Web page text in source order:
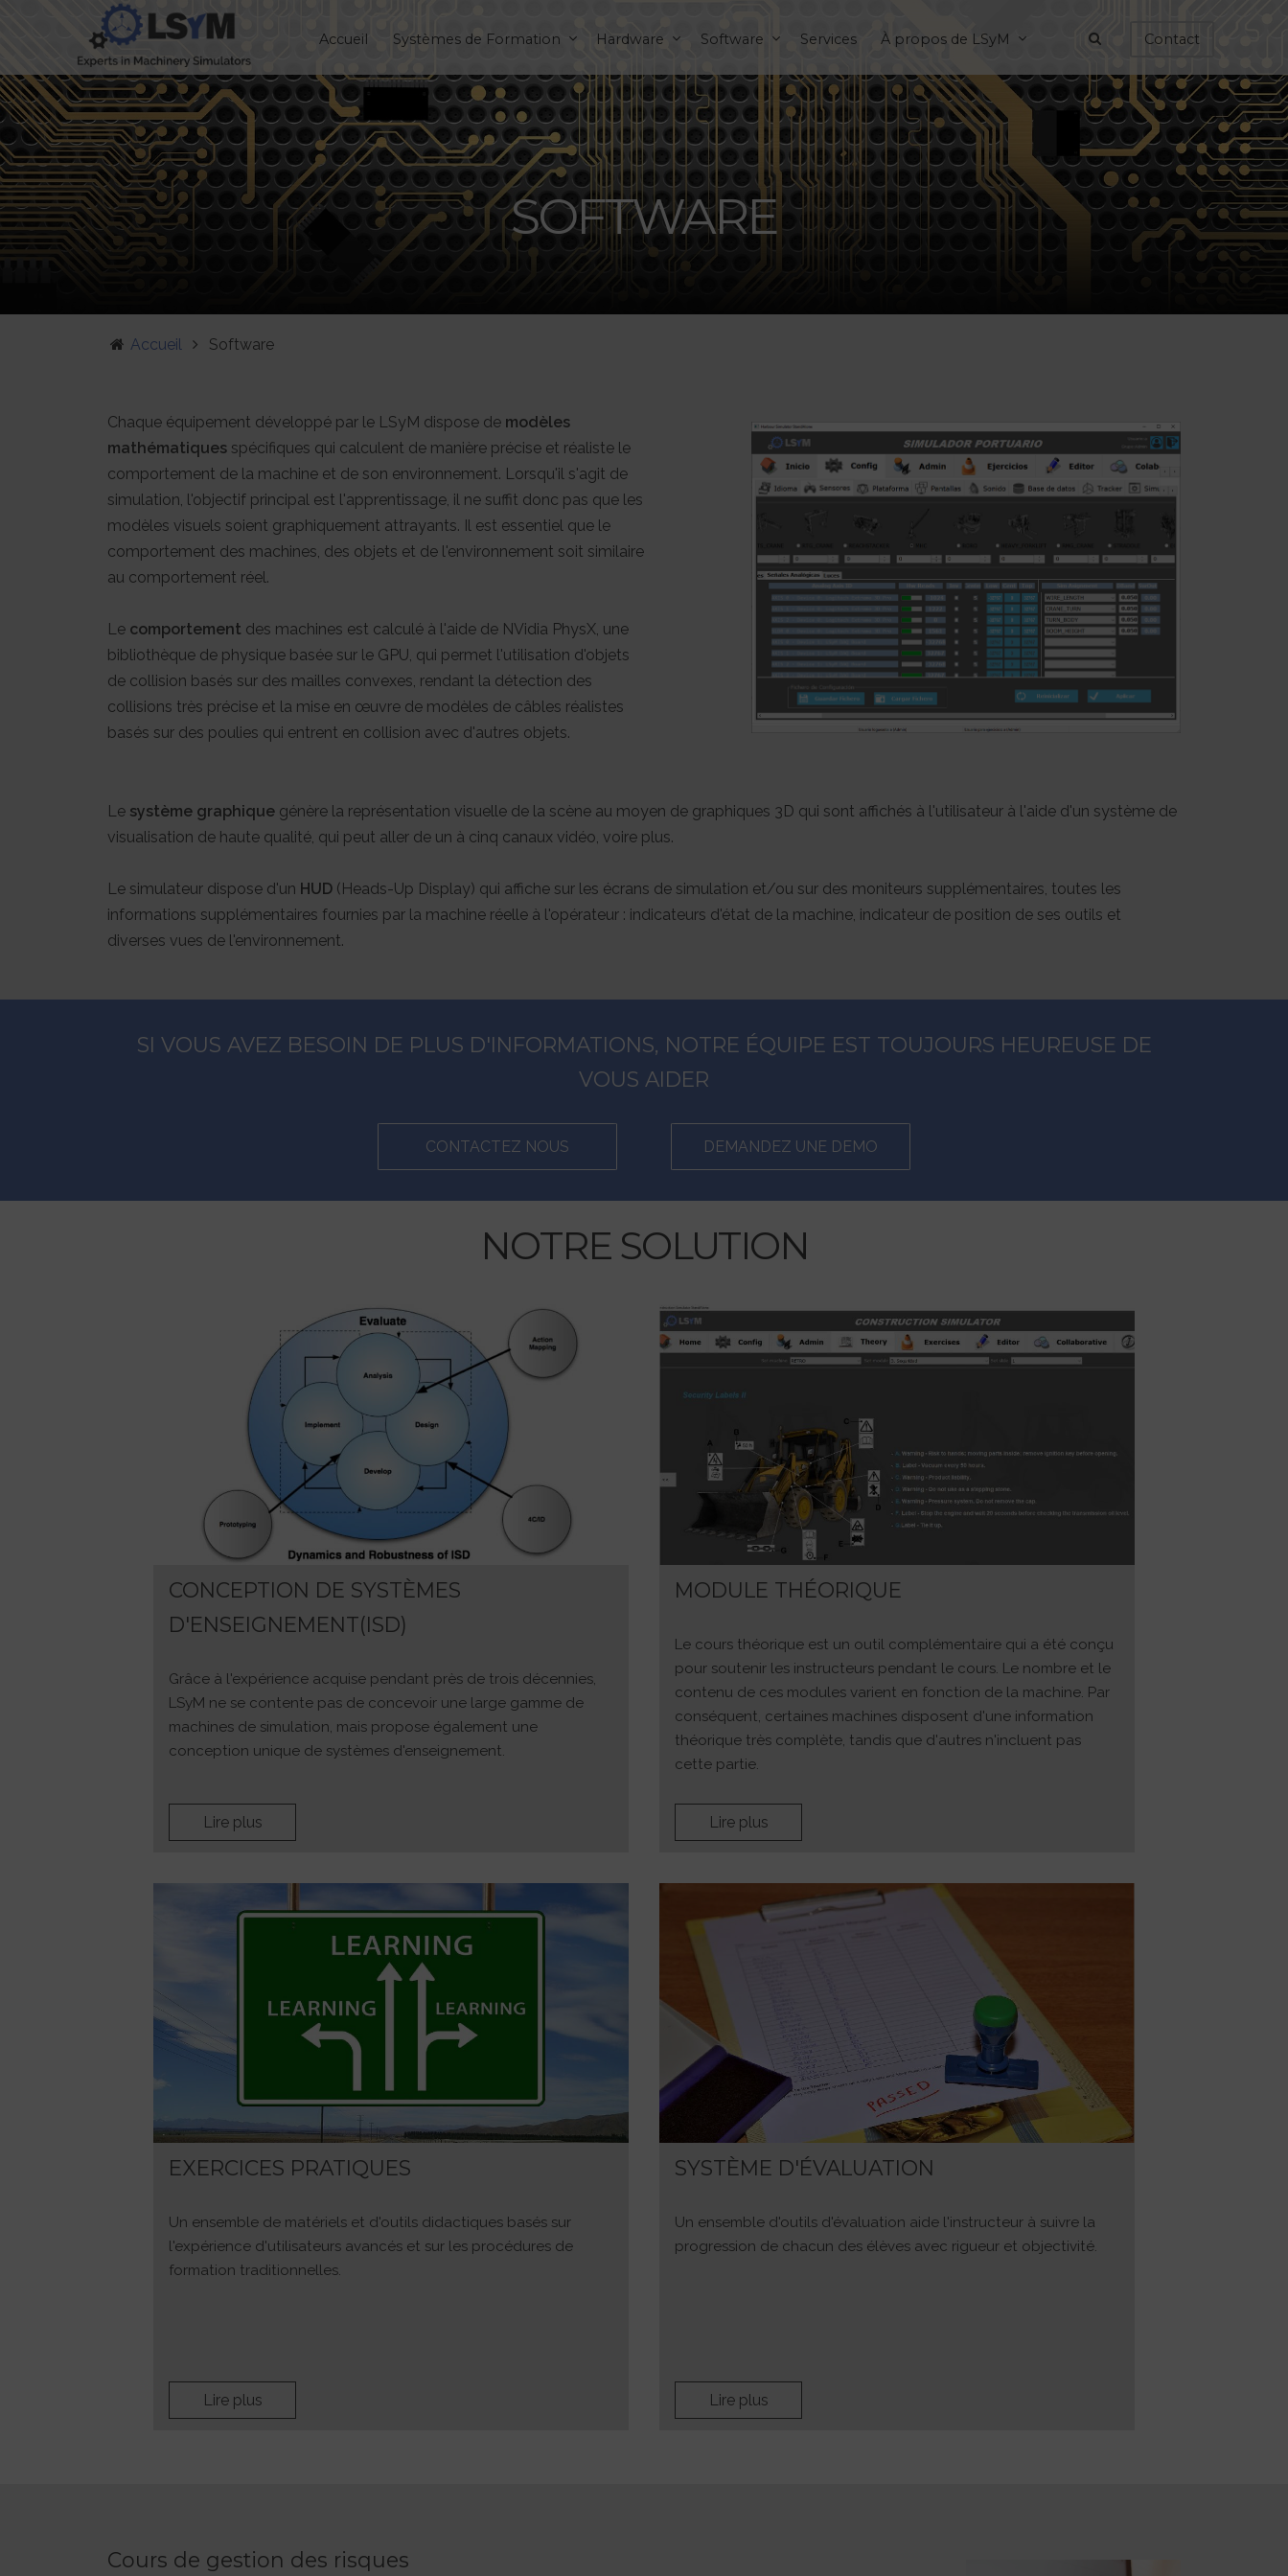
Accueil Systèmes de Formation Hardware Software Services À propos de LSyM Contact
Accueil Software
SOFTWARE
Chaque équipement développé par le LSyM dispose de modèles
mathématiques spécifiques qui calculent de manière précise et réaliste le
comportement de la machine et de son environnement. Lorsqu'il s'agit de
simulation, l'objectif principal est l'apprentissage, il ne suffit donc pas que les
modèles visuels soient graphiquement attrayants. Il est essentiel que le
comportement des machines, des objets et de l'environnement soit similaire
au comportement réel.
Le comportement des machines est calculé à l'aide de NVidia PhysX, une
bibliothèque de physique basée sur le GPU, qui permet l'utilisation d'objets
de collision basés sur des mailles convexes, rendant la détection des
collisions très précise et la mise en œuvre de modèles de câbles réalistes
basés sur des poulies qui entrent en collision avec d'autres objets.
Le système graphique génère la représentation visuelle de la scène au moyen de graphiques 3D qui sont affichés à l'utilisateur à l'aide d'un système de
visualisation de haute qualité, qui peut aller de un à cinq canaux vidéo, voire plus.
Le simulateur dispose d'un HUD (Heads-Up Display) qui affiche sur les écrans de simulation et/ou sur des moniteurs supplémentaires, toutes les
informations supplémentaires fournies par la machine réelle à l'opérateur : indicateurs d'état de la machine, indicateur de position de ses outils et
diverses vues de l'environnement.
SI VOUS AVEZ BESOIN DE PLUS D'INFORMATIONS, NOTRE ÉQUIPE EST TOUJOURS HEUREUSE DE
VOUS AIDER
CONTACTEZ NOUS DEMANDEZ UNE DEMO
NOTRE SOLUTION
CONCEPTION DE SYSTÈMES
D'ENSEIGNEMENT(ISD)
Grâce à l'expérience acquise pendant près de trois décennies,
LSyM ne se contente pas de concevoir une large gamme de
machines de simulation, mais propose également une
conception unique de systèmes d'enseignement.
Lire plus
MODULE THÉORIQUE
Le cours théorique est un outil complémentaire qui a été conçu
pour soutenir les instructeurs pendant le cours. Le nombre et le
contenu de ces modules varient en fonction de la machine. Par
conséquent, certaines machines disposent d'une information
théorique très complète, tandis que d'autres n'incluent pas
cette partie.
Lire plus
EXERCICES PRATIQUES
Un ensemble de matériels et d'outils didactiques basés sur
l'expérience d'utilisateurs avancés et sur les procédures de
formation traditionnelles.
Lire plus
SYSTÈME D'ÉVALUATION
Un ensemble d'outils d'évaluation aide l'instructeur à suivre la
progression de chacun des élèves avec rigueur et objectivité.
Lire plus
Cours de gestion des risques